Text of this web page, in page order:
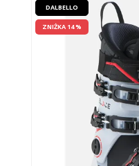
DALBELLO
ZNIŻKA 14 %